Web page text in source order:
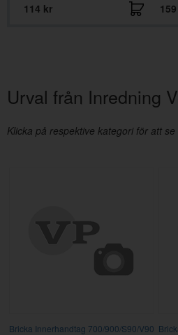
114 kr
Urval från Inredning
Klicka på respektive kategori för att se
Bricka Innerhandtag 700/900/S90/V90